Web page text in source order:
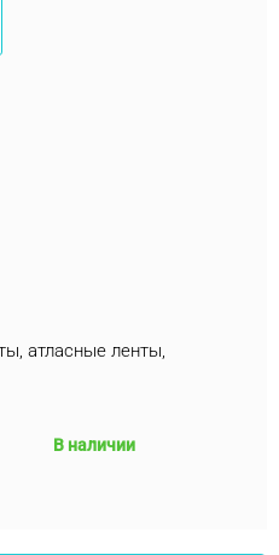
атласные ленты,
В наличии